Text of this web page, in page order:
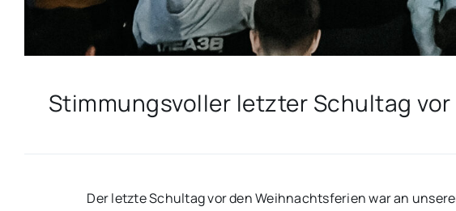
Stimmungsvoller letzter Schultag
Der letzte Schultag vor den Weihnachtsferien war an